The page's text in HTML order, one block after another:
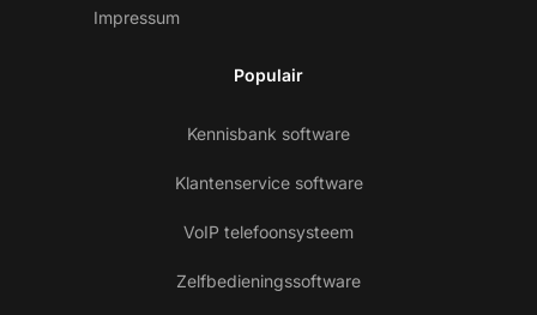
Impressum
Populair
Kennisbank software
Klantenservice software
VoIP telefoonsysteem
Zelfbedieningssoftware